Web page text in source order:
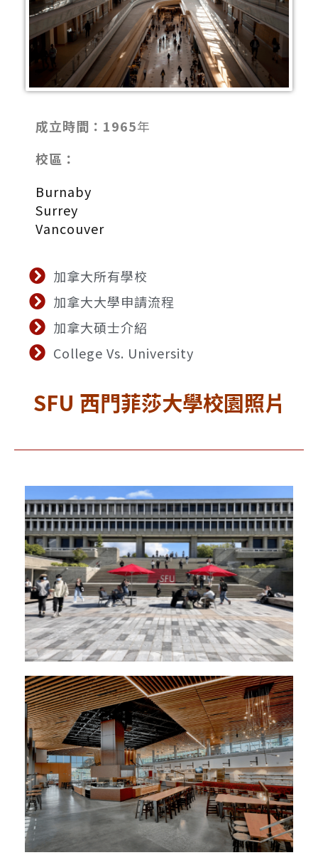
成立時間：1965年
校區：
Burnaby
Surrey
Vancouver
加拿大所有學校
加拿大大學申請流程
加拿大碩士介紹
College Vs. University
SFU 西門菲莎大學校園照片